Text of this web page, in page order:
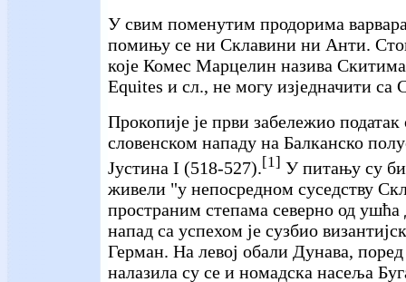
У свим поменутим продорима
помињу се ни Склавини ни Анти.
које Комес Марцелин назива
Equites и сл., не могу изједначити са
Прокопије је први забележио податак
словенском нападу на Балканско
Јустина I (518-527).[1] У питању су
живели "у непосредном суседству
пространим степама северно од
напад са успехом је сузбио
Герман. На левој обали Дунава,
налазила су се и номадска насеља